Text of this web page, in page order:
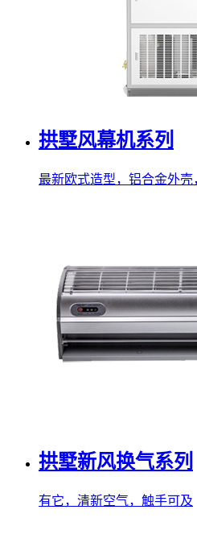
拱墅风幕机系列
最新欧式造型，铝合金外
拱墅新风换气系列
有它，清新空气，触手可及